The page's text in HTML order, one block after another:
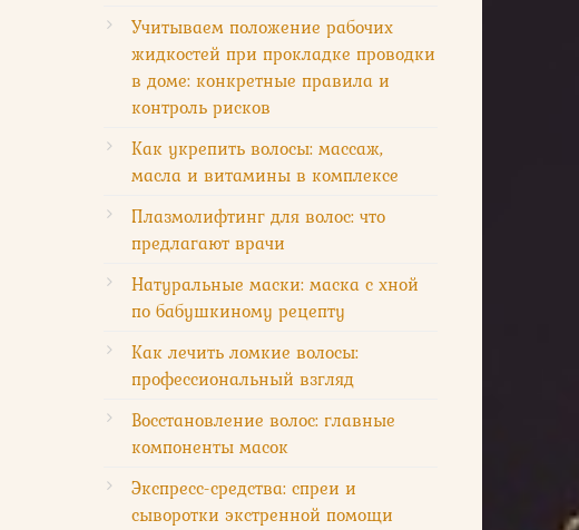
Учитываем положение рабочих
жидкостей при прокладке проводки
в доме: конкретные правила и
контроль рисков
Как укрепить волосы: массаж,
масла и витамины в комплексе
Плазмолифтинг для волос: что
предлагают врачи
Натуральные маски: маска с хной
по бабушкиному рецепту
Как лечить ломкие волосы:
профессиональный взгляд
Восстановление волос: главные
компоненты масок
Экспресс-средства: спреи и
сыворотки экстренной помощи